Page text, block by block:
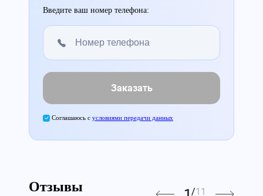
Введите ваш номер телефона:
Заказать
Соглашаюсь с условиями передачи данных
Отзывы /11